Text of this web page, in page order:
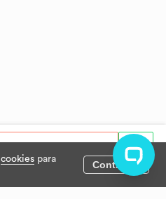
cookies para
Continuar
Privacidad Términos